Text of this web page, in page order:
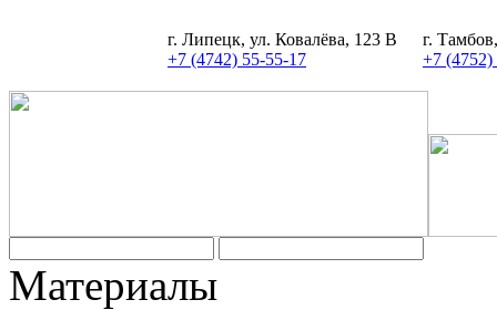
г. Липецк, ул. Ковалёва, 123 В
+7 (4742) 55-55-17
г.
+7 (4752)
Материалы
Задать вопрос